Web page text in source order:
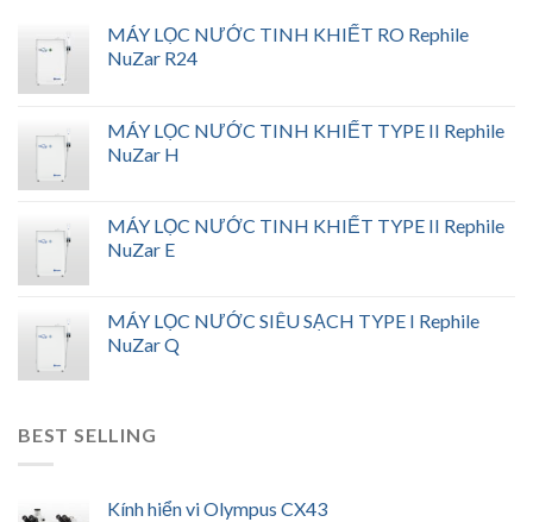
MÁY LỌC NƯỚC TINH KHIẾT RO Rephile
NuZar R24
MÁY LỌC NƯỚC TINH KHIẾT TYPE II Rephile
NuZar H
MÁY LỌC NƯỚC TINH KHIẾT TYPE II Rephile
NuZar E
MÁY LỌC NƯỚC SIÊU SẠCH TYPE I Rephile
NuZar Q
BEST SELLING
Kính hiển vi Olympus CX43